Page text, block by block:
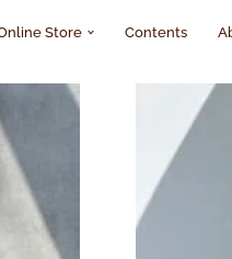
Contents About